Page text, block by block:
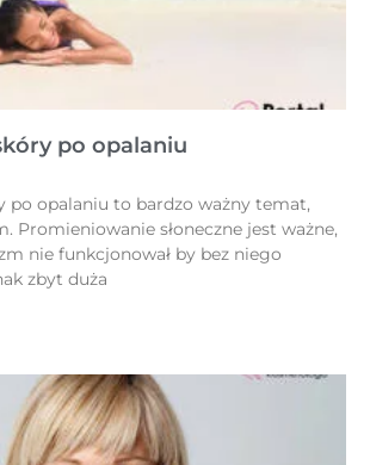
po opalaniu
po opalaniu to bardzo ważny temat,
Promieniowanie słoneczne jest ważne,
nie funkcjonował by bez niego
zbyt duża